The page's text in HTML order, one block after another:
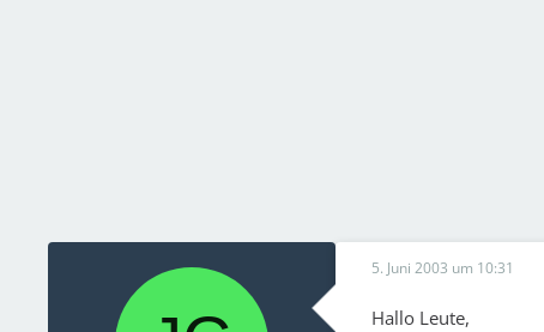
5. Juni 2003 um 10:31
Hallo Leute,